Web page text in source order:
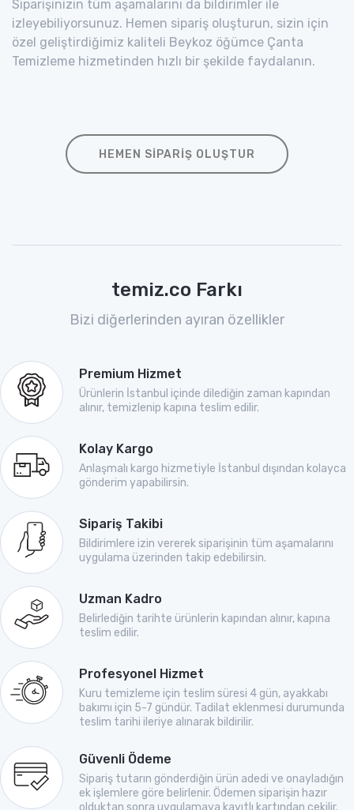
Siparişinizin tüm aşamalarını da bildirimler ile
izleyebiliyorsunuz. Hemen sipariş oluşturun, sizin için
özel geliştirdiğimiz kaliteli Beykoz öğümce Çanta
Temizleme hizmetinden hızlı bir şekilde faydalanın.
HEMEN SIPARIŞ OLUŞTUR
temiz.co Farkı
Bizi diğerlerinden ayıran özellikler
Premium Hizmet
Ürünlerin İstanbul içinde dilediğin zaman kapından
alınır, temizlenip kapına teslim edilir.
Kolay Kargo
Anlaşmalı kargo hizmetiyle İstanbul dışından kolayca
gönderim yapabilirsin.
Sipariş Takibi
Bildirimlere izin vererek siparişinin tüm aşamalarını
uygulama üzerinden takip edebilirsin.
Uzman Kadro
Belirlediğin tarihte ürünlerin kapından alınır, kapına
teslim edilir.
Profesyonel Hizmet
Kuru temizleme için teslim süresi 4 gün, ayakkabı
bakımı için 5-7 gündür. Tadilat eklenmesi durumunda
teslim tarihi ileriye alınarak bildirilir.
Güvenli Ödeme
Sipariş tutarın gönderdiğin ürün adedi ve onayladığın
ek işlemlere göre belirlenir. Ödemen siparişin hazır
olduktan sonra uygulamaya kayıtlı kartından çekilir.